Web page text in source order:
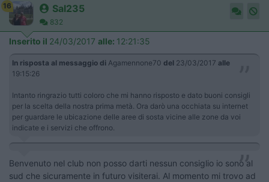
16 Sal235
832
Inserito il 24/03/2017 alle: 12:21:35
In risposta al messaggio di Agamennone70 del 23/03/2017 alle
19:15:26
Intanto ringrazio tutti coloro che mi hanno risposto e dato buoni consigli
per la scelta della nostra prima metà. Ora darò una occhiata su internet
per guardare le ubicazione delle aree di sosta vicine alle zone da voi
indicate e i servizi che offrono.
Benvenuto nel club non posso darti nessun consiglio io sono al
sud che sicuramente in futuro visiterai. Al momento mi trovo ad